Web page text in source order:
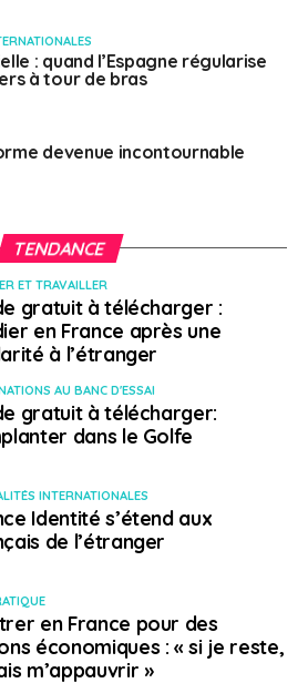
: quand l’Espagne régularise
à tour de bras
devenue incontournable
TENDANCE
ET TRAVAILLER
gratuit à télécharger :
en France après une
à l’étranger
AU BANC D'ESSAI
gratuit à télécharger:
dans le Golfe
INTERNATIONALES
Identité s’étend aux
de l’étranger
en France pour des
économiques : « si je reste,
m’appauvrir »